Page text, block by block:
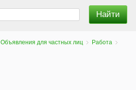
Объявления для частных лиц
Работа